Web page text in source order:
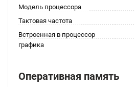
Модель процессора
Тактовая частота
Встроенная в процессор
графика
Оперативная память